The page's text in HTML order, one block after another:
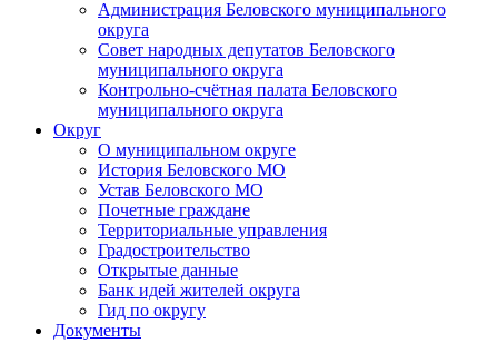
Администрация Беловского муниципального
округа
Совет народных депутатов Беловского
муниципального округа
Контрольно-счётная палата Беловского
муниципального округа
Округ
О муниципальном округе
История Беловского МО
Устав Беловского МО
Почетные граждане
Территориальные управления
Градостроительство
Открытые данные
Банк идей жителей округа
Гид по округу
Документы